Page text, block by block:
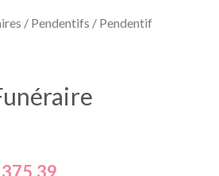
/ Pendentifs / Pendentif